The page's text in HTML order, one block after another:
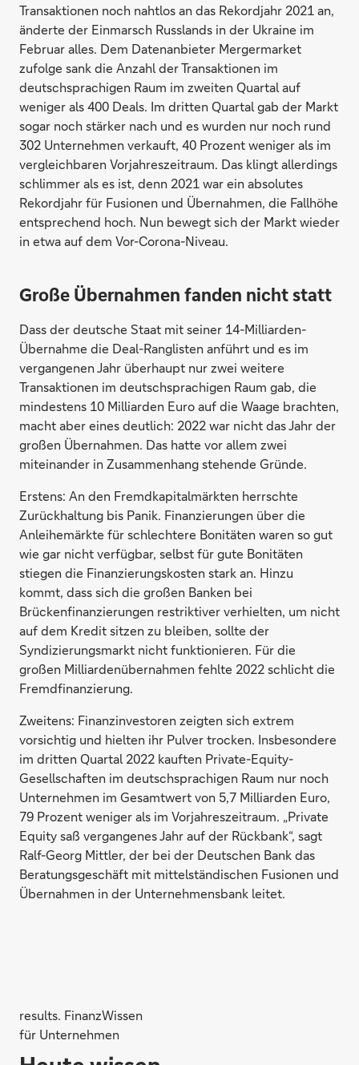
Transaktionen noch nahtlos an das Rekordjahr 2021 an,
änderte der Einmarsch Russlands in der Ukraine im
Februar alles. Dem Datenanbieter Mergermarket
zufolge sank die Anzahl der Transaktionen im
deutschsprachigen Raum im zweiten Quartal auf
weniger als 400 Deals. Im dritten Quartal gab der Markt
sogar noch stärker nach und es wurden nur noch rund
302 Unternehmen verkauft, 40 Prozent weniger als im
vergleichbaren Vorjahreszeitraum. Das klingt allerdings
schlimmer als es ist, denn 2021 war ein absolutes
Rekordjahr für Fusionen und Übernahmen, die Fallhöhe
entsprechend hoch. Nun bewegt sich der Markt wieder
in etwa auf dem Vor-Corona-Niveau.
Große Übernahmen fanden nicht statt
Dass der deutsche Staat mit seiner 14-Milliarden-
Übernahme die Deal-Ranglisten anführt und es im
vergangenen Jahr überhaupt nur zwei weitere
Transaktionen im deutschsprachigen Raum gab, die
mindestens 10 Milliarden Euro auf die Waage brachten,
macht aber eines deutlich: 2022 war nicht das Jahr der
großen Übernahmen. Das hatte vor allem zwei
miteinander in Zusammenhang stehende Gründe.
Erstens: An den Fremdkapitalmärkten herrschte
Zurückhaltung bis Panik. Finanzierungen über die
Anleihemärkte für schlechtere Bonitäten waren so gut
wie gar nicht verfügbar, selbst für gute Bonitäten
stiegen die Finanzierungskosten stark an. Hinzu
kommt, dass sich die großen Banken bei
Brückenfinanzierungen restriktiver verhielten, um nicht
auf dem Kredit sitzen zu bleiben, sollte der
Syndizierungsmarkt nicht funktionieren. Für die
großen Milliardenübernahmen fehlte 2022 schlicht die
Fremdfinanzierung.
Zweitens: Finanzinvestoren zeigten sich extrem
vorsichtig und hielten ihr Pulver trocken. Insbesondere
im dritten Quartal 2022 kauften Private-Equity-
Gesellschaften im deutschsprachigen Raum nur noch
Unternehmen im Gesamtwert von 5,7 Milliarden Euro,
79 Prozent weniger als im Vorjahreszeitraum. „Private
Equity saß vergangenes Jahr auf der Rückbank“, sagt
Ralf-Georg Mittler, der bei der Deutschen Bank das
Beratungsgeschäft mit mittelständischen Fusionen und
Übernahmen in der Unternehmensbank leitet.
results. FinanzWissen
für Unternehmen